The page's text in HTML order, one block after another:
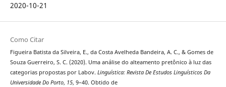
2020-10-21
Como Citar
Figueira Batista da Silveira, E., da Costa Avelheda Bandeira, A. C., & Gomes de
Souza Guerreiro, S. C. (2020). Uma análise do alteamento pretônico à luz das
categorias propostas por Labov. Linguística: Revista De Estudos Linguísticos Da
Universidade Do Porto, 15, 9–40. Obtido de